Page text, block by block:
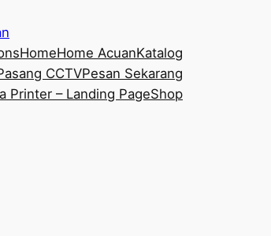
HomeHome AcuanKatalog
CCTVPesan Sekarang
Printer – Landing PageShop